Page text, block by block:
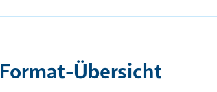
Format-Übersicht